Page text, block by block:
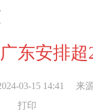
东安排
03-15 14:41
来
打印